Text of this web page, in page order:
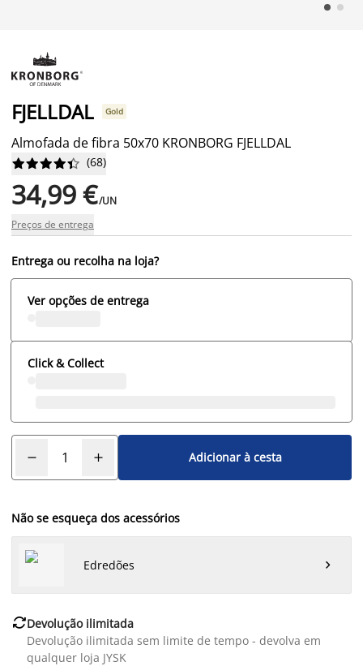
FJELLDAL Gold
Almofada de fibra 50x70 KRONBORG FJELLDAL





 (68)
34,99 €/UN
Preços de entrega
Entrega ou recolha na loja?
Ver opções de entrega
Click & Collect
Adicionar à cesta
Não se esqueça dos acessórios
Edredões 
Devolução ilimitada
Devolução ilimitada sem limite de tempo - devolva em
qualquer loja JYSK